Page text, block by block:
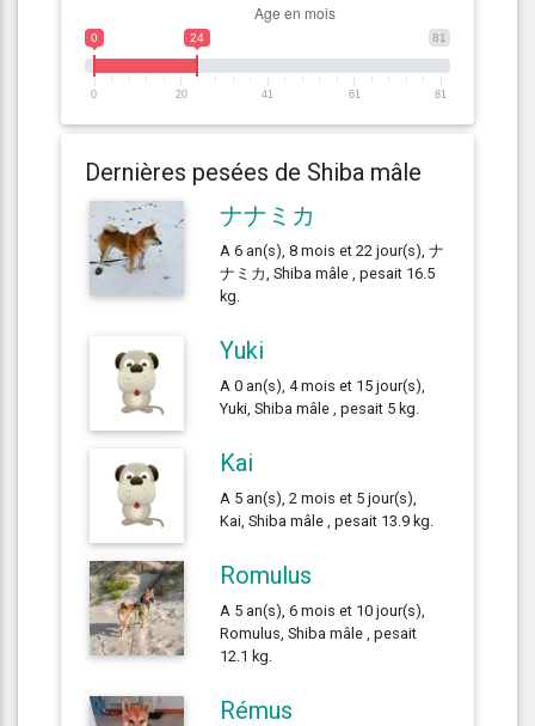
81
0 24
0 20 41 61 81
Dernières pesées de Shiba mâle
ナナミカ
A 6 an(s), 8 mois et 22 jour(s), ナ
ナミカ, Shiba mâle , pesait 16.5
kg.
Yuki
A 0 an(s), 4 mois et 15 jour(s),
Yuki, Shiba mâle , pesait 5 kg.
Kai
A 5 an(s), 2 mois et 5 jour(s),
Kai, Shiba mâle , pesait 13.9 kg.
Romulus
A 5 an(s), 6 mois et 10 jour(s),
Romulus, Shiba mâle , pesait
12.1 kg.
Rémus